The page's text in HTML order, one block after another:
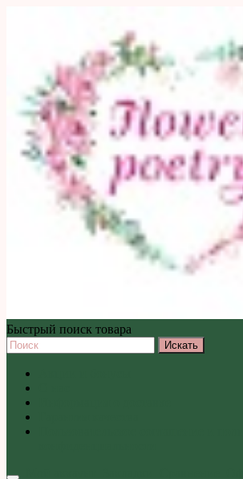
Быстрый поиск товара